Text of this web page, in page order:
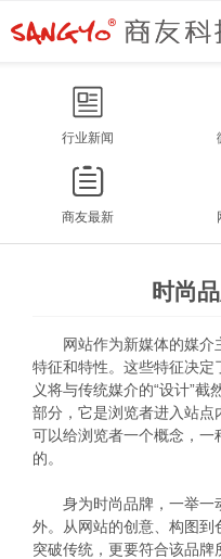
行业新闻
商友最新
时尚
网站作为新媒体的媒介
特征和特性。这些特征决
义将与传统媒介的“设计”
部分，它是浏览者进入站点
可以给浏览者一个概念，一
的。
身为时尚品牌，一举一
外。从网站的创意、构图
突破传统，更要符合该品